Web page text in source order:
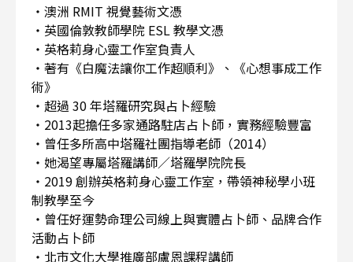
・澳洲 RMIT 視覺藝術文憑
・英國倫敦教師學院 ESL 教學文憑
・英格莉身心靈工作室負責人
・著有《白魔法讓你工作超順利》、《心想事成工作
術》
・超過 30 年塔羅研究與占卜經驗
・2013起擔任多家通路駐店占卜師，實務經驗豐富
・曾任多所高中塔羅社團指導老師（2014）
・她渴望專屬塔羅講師／塔羅學院院長
・2019 創辦英格莉身心靈工作室，帶領神秘學小班
制教學至今
・曾任好運勢命理公司線上與實體占卜師、品牌合作
活動占卜師
・北市文化大學推廣部盧恩課程講師